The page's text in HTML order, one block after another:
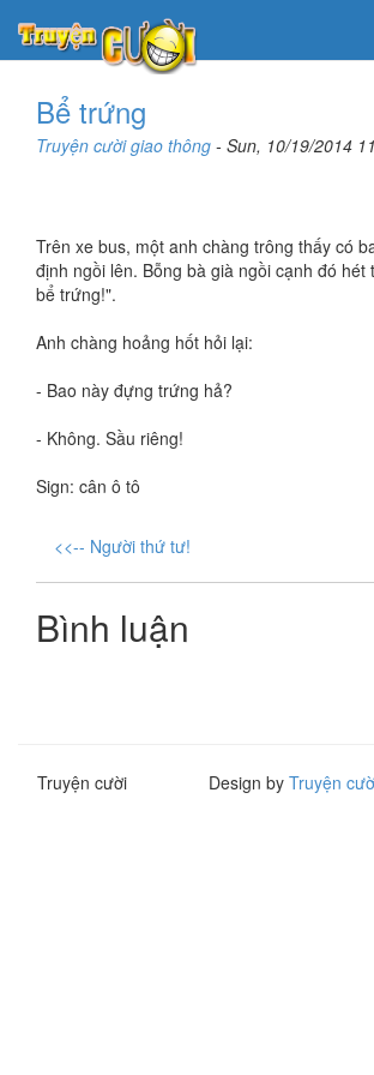
Bể trứng
Truyện cười giao thông - Sun, 10/19/2014
Trên xe bus, một anh chàng trông thấy có
định ngồi lên. Bỗng bà già ngồi cạnh đó hét
bể trứng!".
Anh chàng hoảng hốt hỏi lại:
- Bao này đựng trứng hả?
- Không. Sầu riêng!
Sign: cân ô tô
<<-- Người thứ tư!
Bình luận
Truyện cười Design by Truyện